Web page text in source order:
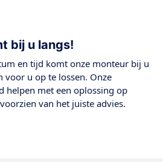
bij u langs!
en tijd komt onze monteur bij u
voor u op te lossen. Onze
helpen met een oplossing op
van het juiste advies.